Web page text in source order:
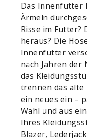
Das Innenfutter
Ärmeln
Risse im Futter?
heraus? Die
Innenfutter
nach Jahren der
das
trennen das alte
ein neues ein –
Wahl und aus
Ihres
Blazer,